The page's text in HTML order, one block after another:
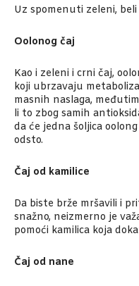
Uz spomenuti zeleni,
Oolonog čaj
Kao i zeleni i crni čaj,
koji ubrzavaju
masnih naslaga,
li to zbog samih
da će jedna šoljica
odsto.
Čaj od kamilice
Da biste brže mršavili i
snažno, neizmerno je
pomoći kamilica koja
Čaj od nane